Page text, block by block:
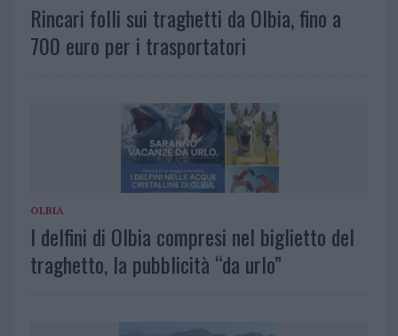
Rincari folli sui traghetti da Olbia, fino a
700 euro per i trasportatori
OLBIA
I delfini di Olbia compresi nel biglietto del
traghetto, la pubblicità “da urlo”